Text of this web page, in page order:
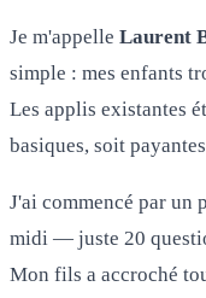
Je m'appelle Laurent
simple : mes enfants
Les applis existantes
basiques, soit
J'ai commencé par un
midi — juste 20
Mon fils a accroché